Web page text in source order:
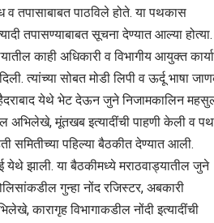
तपासाबाबत पाठविले होते. या पथकास
तपासण्‍याबाबत सूचना देण्‍यात आल्‍या होत्‍या.
काही अधिकारी व विभागीय आयुक्‍त
त्‍यांच्‍या सोबत मोडी लिपी व ऊर्दू भाषा
येथे भेट देऊन जुने निजामकालिन
अभिलेखे, मूंतखब इत्‍यादींची पाहणी केली व
समितीच्‍या पहिल्‍या बैठकीत देण्‍यात आली.
येथे झाली. या बैठकीमध्‍ये मराठवाड्यातील जुने
गुन्‍हा नोंद रजिस्‍टर, अबकारी
कारागृह विभागाकडील नोंदी इत्‍यादींची